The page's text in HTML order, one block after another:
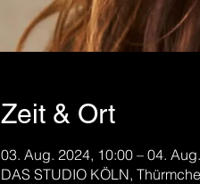
Zeit & Ort
03. Aug. 2024, 10:00 – 04.
DAS STUDIO KÖLN,